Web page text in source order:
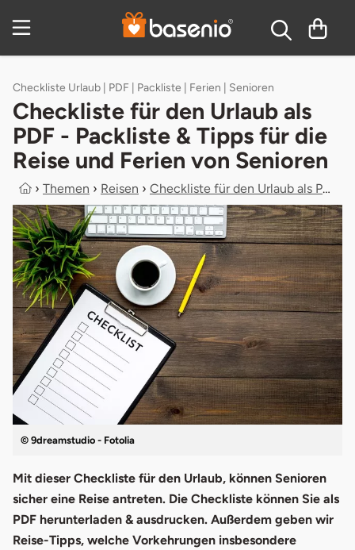
Inhaltsverzeichnis
Checkliste Urlaub | PDF | Packliste | Ferien | Senioren
Checkliste für den Urlaub als
PDF - Packliste & Tipps für die
Reise und Ferien von Senioren
› Themen › Reisen › Checkliste für den Urlaub als PDF -...
© 9dreamstudio - Fotolia
Mit dieser Checkliste für den Urlaub, können Senioren
sicher eine Reise antreten. Die Checkliste können Sie als
PDF herunterladen & ausdrucken. Außerdem geben wir
Reise-Tipps, welche Vorkehrungen insbesondere